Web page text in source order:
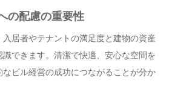
の配慮の重要性
居者やテナントの満足度と建物の資産
できます。清潔で快適、安心な空間を
ビル経営の成功につながることが分か